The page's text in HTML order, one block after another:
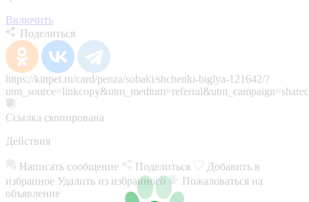
Включить
Поделиться
https://kinpet.ru/card/penza/sobaki/shchenki-biglya-121642/?
Ссылка скопирована
Действия
Написать сообщение Поделиться
Добавить в
избранное Удалить из избранного
Пожаловаться на
объявление